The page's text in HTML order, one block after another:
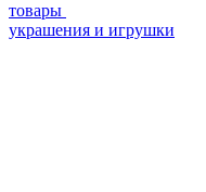
товары
украшения и игрушки